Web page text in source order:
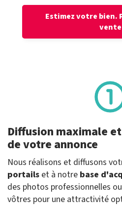
Estimez votre bien.
vente
Diffusion maximale
de votre annonce
Nous réalisons et diffusons
portails et à notre base
des photos professionnelles
vôtres pour une attractivité